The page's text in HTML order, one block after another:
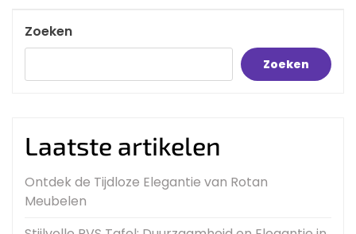
Zoeken
Zoeken
Laatste artikelen
Ontdek de Tijdloze Elegantie van Rotan
Meubelen